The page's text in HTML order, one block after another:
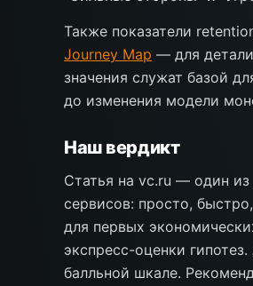
Также показатели
Journey Map — для
значения служат базой
до изменения модели
Наш вердикт
Статья на vc.ru — один
сервисов: просто,
для первых
экспресс-оценки
балльной шкале.